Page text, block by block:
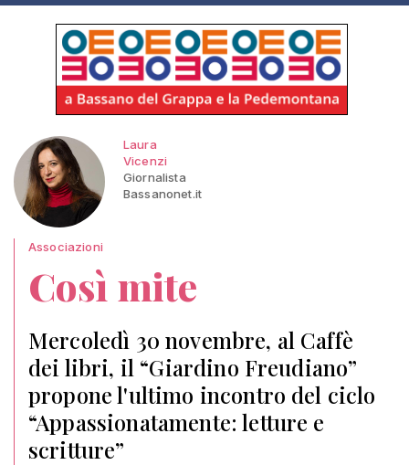
Laura
Vicenzi
Giornalista
Bassanonet.it
Associazioni
Così mite
Mercoledì 30 novembre, al Caffè
dei libri, il “Giardino Freudiano”
propone l'ultimo incontro del ciclo
“Appassionatamente: letture e
scritture”